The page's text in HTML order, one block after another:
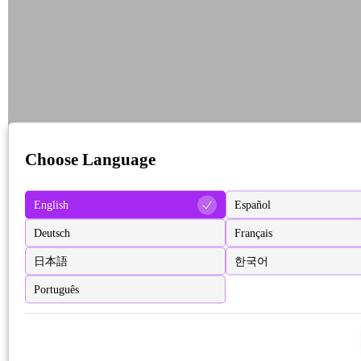
Choose Language
English Español
Deutsch Français
日本語 한국어
Português